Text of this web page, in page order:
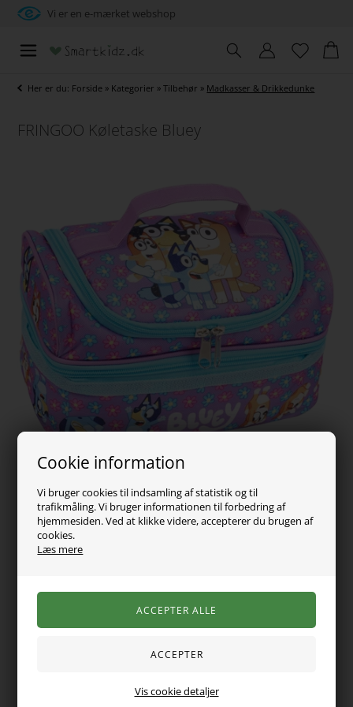
Cookie information
Vi bruger cookies til indsamling af statistik og til
trafikmåling. Vi bruger informationen til forbedring af
hjemmesiden. Ved at klikke videre, accepterer du brugen af
cookies.
Læs mere
Vis cookie detaljer
Vi er en e-mærket webshop
Her er du: Forside » Kategorier »Tilbehør » Madkasser & Drikkedunke
FRINGOO Køletaske Bluey
149,00
udflugten. Køletasken fra Fringoo er med 2 rum som begge er